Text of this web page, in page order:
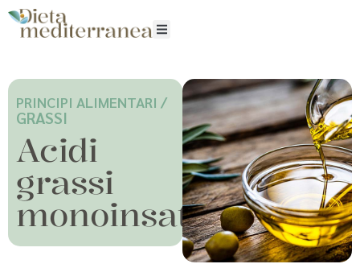
PRINCIPI ALIMENTARI /
GRASSI
Acidi
grassi
monoinsaturi